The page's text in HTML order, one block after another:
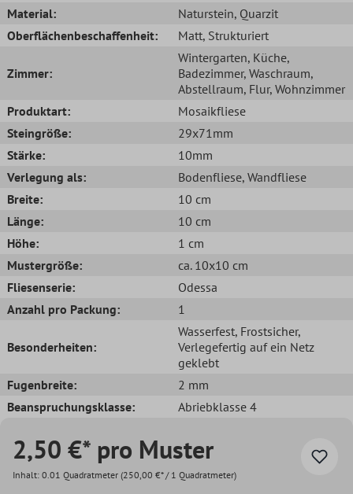
Material:
Naturstein, Quarzit
Oberflächenbeschaffenheit:
Matt, Strukturiert
Zimmer:
Wintergarten, Küche,
Badezimmer, Waschraum,
Abstellraum, Flur, Wohnzimmer
Produktart:
Mosaikfliese
Steingröße:
29x71mm
Stärke:
10mm
Verlegung als:
Bodenfliese, Wandfliese
Breite:
10 cm
Länge:
10 cm
Höhe:
1 cm
Mustergröße:
ca. 10x10 cm
Fliesenserie:
Odessa
Anzahl pro Packung:
1
Besonderheiten:
Wasserfest, Frostsicher,
Verlegefertig auf ein Netz
geklebt
Fugenbreite:
2 mm
Beanspruchungsklasse:
Abriebklasse 4
2,50 €* pro Muster
Inhalt: 0.01 Quadratmeter (250,00 €* / 1 Quadratmeter)